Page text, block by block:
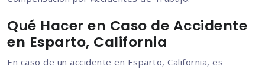
Qué Hacer en Caso de Accidente
en Esparto, California
En caso de un accidente en Esparto, California, es